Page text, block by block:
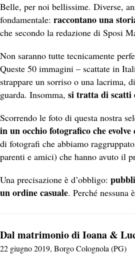
Belle, per noi bellissime. Diverse,
fondamentale: raccontano una
che secondo la redazione di Sposi
Non saranno tutte tecnicamente
Queste 50 immagini – scattate in
strappare un sorriso o una lacrima,
guarda. Insomma, si tratta di scatti
Scorrendo le foto di questa nostra
in un occhio fotografico che
di fotografi che abbiamo
parenti e amici) che hanno avuto il
Una precisazione è d’obbligo:
un ordine casuale. Perché nessuna
Dal matrimonio di Ioana &
22 giugno 2019, Borgo Colognola (PG)